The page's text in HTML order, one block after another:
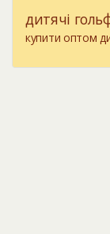
дитячі
купити оптом